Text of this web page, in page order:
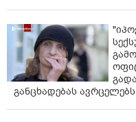
განცხადებას ავრცელებს